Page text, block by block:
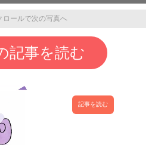
ロールで次の写真へ
記事を読む
記事を読む